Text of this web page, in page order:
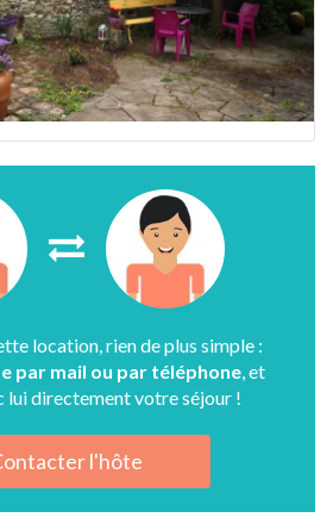
location, rien de plus simple :
par mail ou par téléphone , et
lui directement votre séjour !
l'hôte